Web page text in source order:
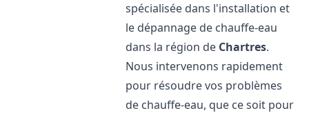
spécialisée dans l'installation et
le dépannage de chauffe-eau
dans la région de Chartres.
Nous intervenons rapidement
pour résoudre vos problèmes
de chauffe-eau, que ce soit pour